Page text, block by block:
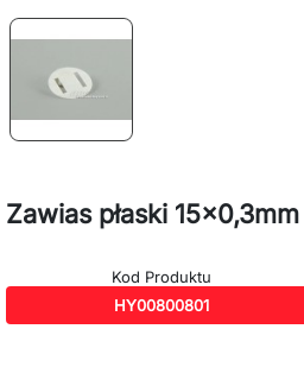
Zawias płaski 15x0,3mm
Kod Produktu
HY00800801